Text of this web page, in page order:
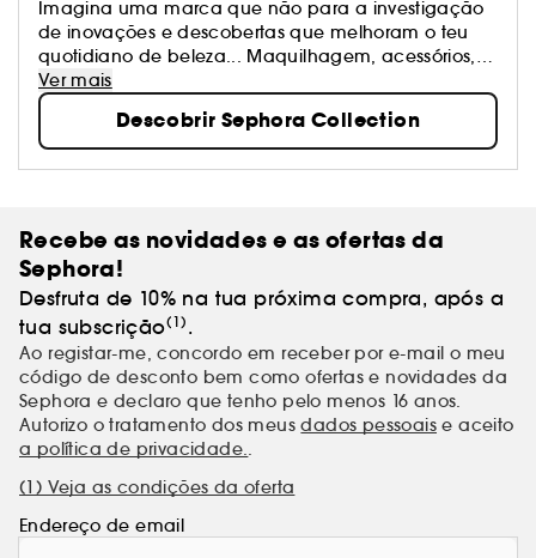
Imagina uma marca que não para a investigação
de inovações e descobertas que melhoram o teu
quotidiano de beleza... Maquilhagem, acessórios,
banho e tratamento: Sephora Collection oferece
produtos excitantes, texturas e cores. Os nossos
produtos estão na vanguarda das tendências e são
sempre de qualidade. Sê livre para criares os teus
próprios visuais e mudar quando te apetecer!
Ver mais
Descobrir Sephora Collection
Recebe as novidades e as ofertas da
Sephora!
Desfruta de 10% na tua próxima compra, após a
tua subscrição(1) .
Ao registar-me, concordo em receber por e-mail o meu
código de desconto bem como ofertas e novidades da
Sephora e declaro que tenho pelo menos 16 anos.
Autorizo o tratamento dos meusdados pessoais e aceito
a política de privacidade..
(1) Veja as condições da oferta
Endereço de email